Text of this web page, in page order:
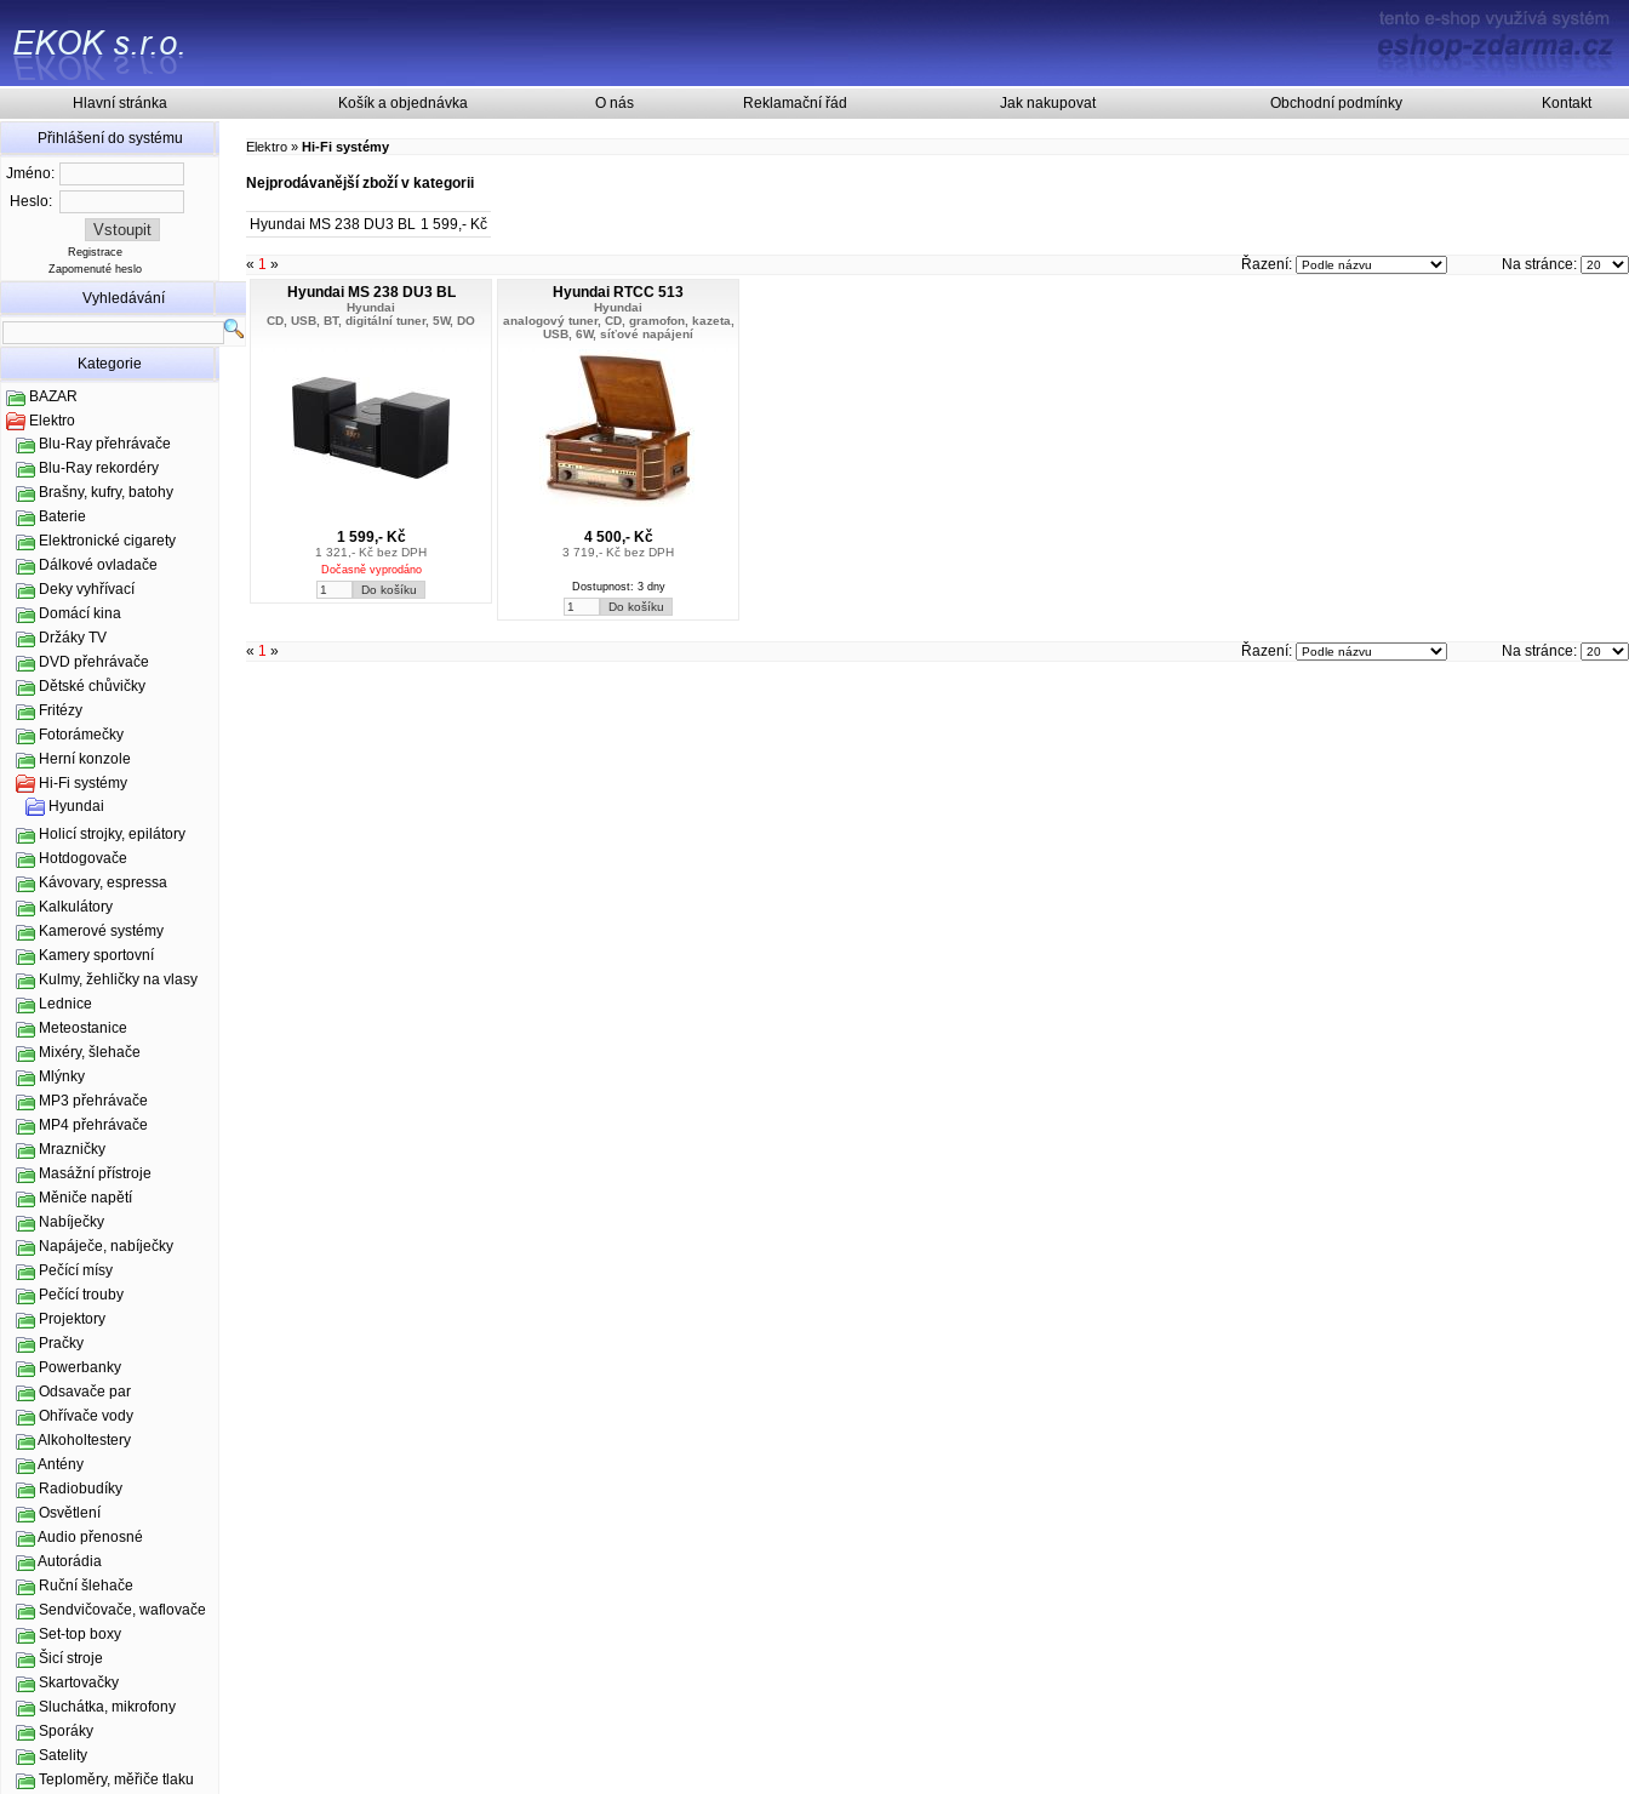
Hlavní stránka Košík a objednávka O nás Reklamační řád Jak nakupovat Obchodní podmínky Kontakt
Přihlášení do systému
Jméno:
Heslo:
Registrace
Zapomenuté heslo
Vyhledávání
Kategorie
BAZAR
Elektro
Blu-Ray přehrávače
Blu-Ray rekordéry
Brašny, kufry, batohy
Baterie
Elektronické cigarety
Dálkové ovladače
Deky vyhřívací
Domácí kina
Držáky TV
DVD přehrávače
Dětské chůvičky
Fritézy
Fotorámečky
Herní konzole
Hi-Fi systémy
Hyundai
Holicí strojky, epilátory
Hotdogovače
Kávovary, espressa
Kalkulátory
Kamerové systémy
Kamery sportovní
Kulmy, žehličky na vlasy
Lednice
Meteostanice
Mixéry, šlehače
Mlýnky
MP3 přehrávače
MP4 přehrávače
Mrazničky
Masážní přístroje
Měniče napětí
Nabíječky
Napáječe, nabíječky
Pečící mísy
Pečící trouby
Projektory
Pračky
Powerbanky
Odsavače par
Ohřívače vody
Alkoholtestery
Antény
Radiobudíky
Osvětlení
Audio přenosné
Autorádia
Ruční šlehače
Sendvičovače, waflovače
Set-top boxy
Šicí stroje
Skartovačky
Sluchátka, mikrofony
Sporáky
Satelity
Teploměry, měřiče tlaku
Elektro » Hi-Fi systémy
Nejprodávanější zboží v kategorii
Hyundai MS 238 DU3 BL 1 599,- Kč
« 1 » Řazení:
Na stránce:
Hyundai MS 238 DU3 BL
Hyundai
CD, USB, BT, digitální tuner, 5W, DO
1 599,- Kč
1 321,- Kč bez DPH
Dočasně vyprodáno
Hyundai RTCC 513
Hyundai
analogový tuner, CD, gramofon, kazeta,
USB, 6W, síťové napájení
4 500,- Kč
3 719,- Kč bez DPH
Dostupnost: 3 dny
« 1 » Řazení: Na stránce: